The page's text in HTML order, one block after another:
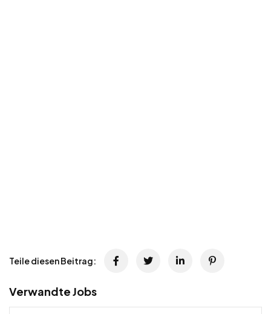
Teile diesen Beitrag:
Verwandte Jobs